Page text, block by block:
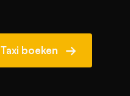
Taxi boeken